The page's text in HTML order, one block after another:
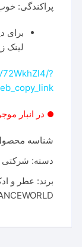
پراکندگی:
برای
لینک
?
در انبار
شناسه
دسته: شرکتی
برند: عطر و